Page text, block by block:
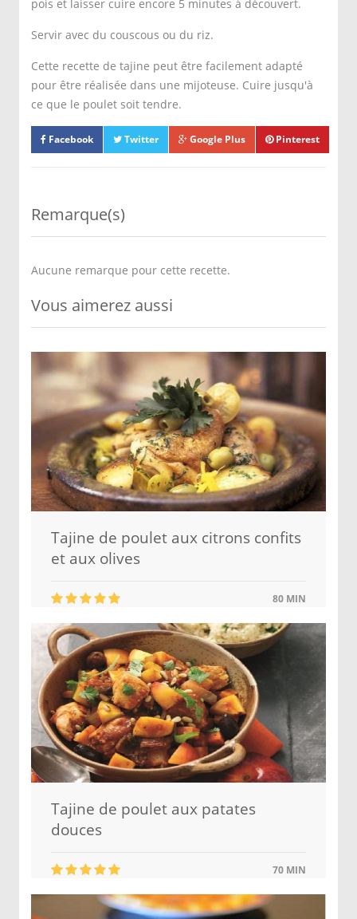
pois et laisser cuire encore 5 minutes à découvert.
Servir avec du couscous ou du riz.
Cette recette de tajine peut être facilement adapté
pour être réalisée dans une mijoteuse. Cuire jusqu'à
ce que le poulet soit tendre.
Facebook Twitter Google Plus Pinterest
Remarque(s)
Aucune remarque pour cette recette.
Vous aimerez aussi
Tajine de poulet aux citrons confits
et aux olives
80 MIN
Tajine de poulet aux patates
douces
70 MIN